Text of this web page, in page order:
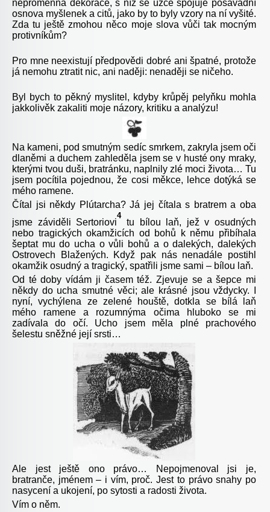
neproměnná dekorace, s níž se úzce spojuje posavadní
osnova myšlenek a citů, jako by to byly vzory na ní vyšité.
Zda tu ještě zmohou něco moje slova vůči tak mocným
protivníkům?
Pro mne neexistují předpovědi dobré ani špatné, protože
já nemohu ztratit nic, ani naději: nenaději se ničeho.
Byl bych to pěkný myslitel, kdyby krůpěj pelyňku mohla
jakkolivěk zakaliti moje názory, kritiku a analýzu!
Na kameni, pod smutným sedíc smrkem, zakryla jsem oči
dlaněmi a duchem zahleděla jsem se v husté ony mraky,
kterými tvou duši, bratránku, naplnily zlé moci života… Tu
jsem pocítila pojednou, že cosi měkce, lehce dotýká se
mého ramene.
Čítal jsi někdy Plútarcha? Já jej čítala s bratrem a oba
jsme záviděli Sertoriovi
4
tu bílou laň, jež v osudných
nebo tragických okamžicích od bohů k němu přibíhala
šeptat mu do ucha o vůli bohů a o dalekých, dalekých
Ostrovech Blažených. Když pak nás nenadále postihl
okamžik osudný a tragický, spatřili jsme sami – bílou laň.
Od té doby vídám ji časem též. Zjevuje se a šepce mi
někdy do ucha smutné věci; ale krásné jsou vždycky. I
nyní, vychýlena ze zelené houště, dotkla se bílá laň
mého ramene a rozumnýma očima hluboko se mi
zadívala do očí. Ucho jsem měla plné prachového
šelestu sněžné její srsti…
Ale jest ještě ono právo… Nepojmenoval jsi je,
bratranče, jménem – i vím, proč. Jest to právo snahy po
nasycení a ukojení, po sytosti a radosti života.
Vím o něm.